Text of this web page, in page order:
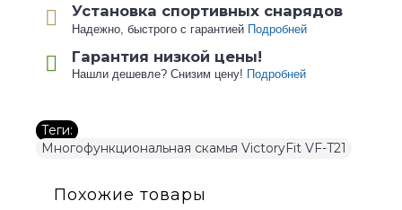
Установка спортивных снарядов
Надежно, быстрого с гарантией Подробней
Гарантия низкой цены!
Нашли дешевле? Снизим цену! Подробней
Теги:
Многофункциональная скамья VictoryFit VF-T21
Похожие товары